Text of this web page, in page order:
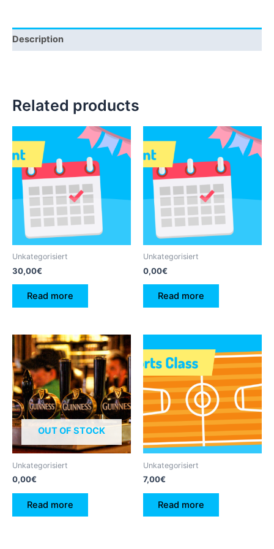
Description
Related products
Unkategorisiert
30,00€
Read more
Unkategorisiert
0,00€
Read more
OUT OF STOCK
Unkategorisiert
0,00€
Read more
Unkategorisiert
7,00€
Read more